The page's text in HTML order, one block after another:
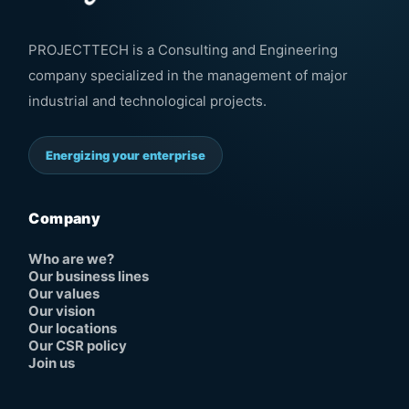
PROJECTTECH is a Consulting and Engineering
company specialized in the management of major
industrial and technological projects.
Energizing your enterprise
Company
Who are we?
Our business lines
Our values
Our vision
Our locations
Our CSR policy
Join us